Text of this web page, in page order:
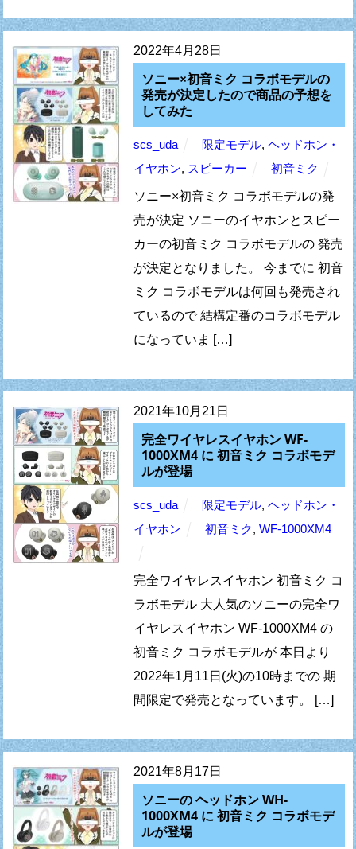
2022年4月28日
ソニー×初音ミク コラボモデルの
発売が決定したので商品の予想を
してみた
scs_uda 限定モデル, ヘッドホン・
イヤホン, スピーカー 初音ミク
ソニー×初音ミク コラボモデルの発
売が決定 ソニーのイヤホンとスピー
カーの初音ミク コラボモデルの 発売
が決定となりました。 今までに 初音
ミク コラボモデルは何回も発売され
ているので 結構定番のコラボモデル
になっていま […]
2021年10月21日
完全ワイヤレスイヤホン WF-
1000XM4 に 初音ミク コラボモデ
ルが登場
scs_uda 限定モデル, ヘッドホン・
イヤホン
初音ミク, WF-1000XM4
完全ワイヤレスイヤホン 初音ミク コ
ラボモデル 大人気のソニーの完全ワ
イヤレスイヤホン WF-1000XM4 の
初音ミク コラボモデルが 本日より
2022年1月11日(火)の10時までの 期
間限定で発売となっています。 […]
2021年8月17日
ソニーの ヘッドホン WH-
1000XM4 に 初音ミク コラボモデ
ルが登場